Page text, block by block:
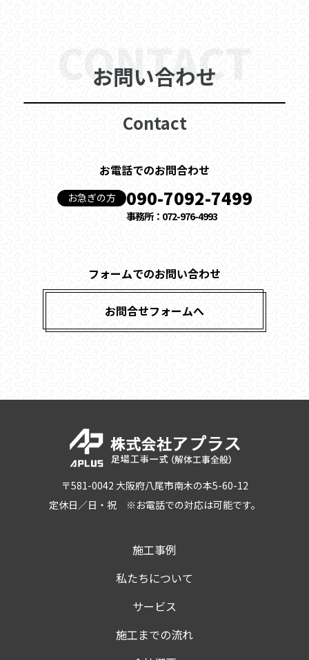
CONTACT
お問い合わせ
Contact
お電話でのお問合わせ
お急ぎの方 090-7092-7499
事務所：072-976-4993
フォームでのお問い合わせ
お問合せフォームへ
〒581-0042 大阪府八尾市南木の本5-60-12
定休日／日・祝 ※お電話での対応は可能です。
施工事例
私たちについて
サービス
施工までの流れ